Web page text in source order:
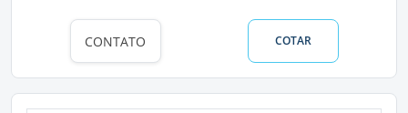
CONTATO COTAR